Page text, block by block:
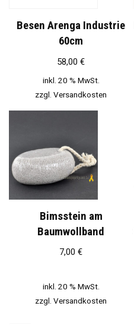
Besen Arenga Industrie
60cm
58,00 €
inkl. 20 % MwSt.
zzgl. Versandkosten
Bimsstein am
Baumwollband
7,00 €
inkl. 20 % MwSt.
zzgl. Versandkosten